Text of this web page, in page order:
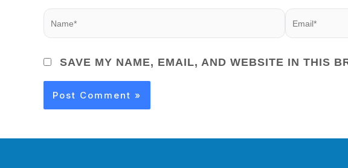
NAME* EMAIL*
SAVE MY NAME, EMAIL, AND WEBSITE IN THIS